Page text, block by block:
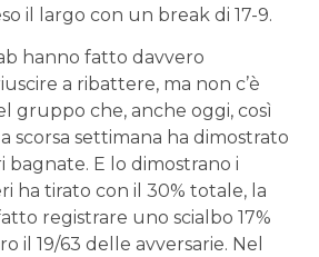
il largo con un break di 17-9.
hanno fatto davvero
a ribattere, ma non c’è
gruppo che, anche oggi, così
scorsa settimana ha dimostrato
bagnate. E lo dimostrano i
ha tirato con il 30% totale, la
registrare uno scialbo 17%
il 19/63 delle avversarie. Nel